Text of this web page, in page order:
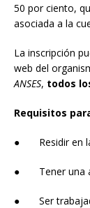
50 por ciento,
asociada a la
La inscripción
web del
ANSES, todos
Requisitos
● Residir en la
● Tener una
● Ser